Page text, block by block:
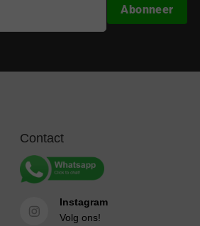
Abonneer
Contact
Instagram
Volg ons!